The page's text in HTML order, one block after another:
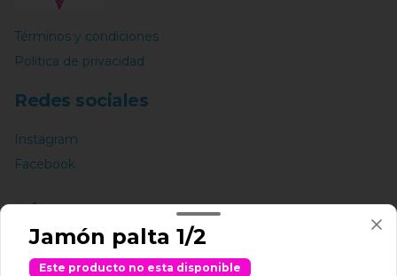
Términos y condiciones
Política de privacidad
Redes sociales
Instagram
Facebook
Mi cuenta
Pedir
Jamón palta 1/2
Este producto no esta disponible